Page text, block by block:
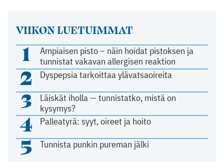
VIIKON LUETUIMMAT
1
Ampiaisen pisto – näin hoidat pistoksen ja
tunnistat vakavan allergisen reaktion
2 Dyspepsia tarkoittaa ylävatsaoireita
3
Läiskät iholla — tunnistatko, mistä on
kysymys?
4 Palleatyrä: syyt, oireet ja hoito
5 Tunnista punkin pureman jälki